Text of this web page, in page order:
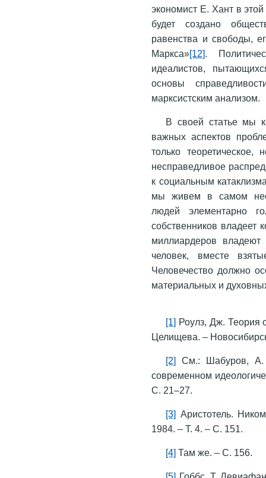
экономист Е. Хант в
будет создано
равенства и свободы,
Маркса»[12].
идеалистов,
основы
марксистским анализом.
В своей статье мы
важных аспектов
только теоретическое,
несправедливое
к социальным
мы живем в самом
людей элементарно
собственников владеет
миллиардеров
человек, вместе
Человечество должно
материальных и
[1] Роулз, Дж. Теория
Целищева. –
[2] См.: Шабуров, А.
современном
С. 21–27.
[3] Аристотель.
1984. – Т. 4. – С. 151.
[4] Там же. – С. 156.